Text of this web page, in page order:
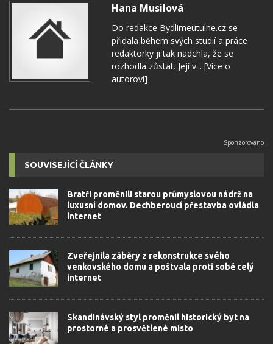
Hana Musilová
Do redakce Bydlimeutulne.cz se
přidala během svých studií a práce
redaktorky ji tak nadchla, že se
rozhodla zůstat. Její v... [Více o
autorovi]
SOUVISEJÍCÍ ČLÁNKY
Bratři proměnili starou průmyslovou nádrž na
luxusní domov. Dechberoucí přestavba ovládla
internet
Zveřejnila záběry z rekonstrukce svého
venkovského domu a poštvala proti sobě celý
internet
Skandinávský styl proměnil historický byt na
prostorné a prosvětlené místo